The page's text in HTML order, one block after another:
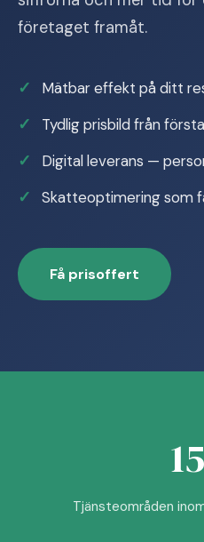
företaget framåt.
Mätbar effekt på ditt
Tydlig prisbild från
Digital leverans —
Skatteoptimering som
Få prisoffert
Tjänsteområden